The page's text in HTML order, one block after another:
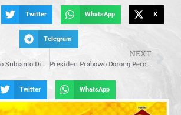
Twitter WhatsApp X
Telegram
Presiden Prabowo Subianto Disambut Hangat dalam Upacara Kenegaraan di Istana Planalto
NEXT
Presiden Prabowo Dorong Percepatan Kerja Sama Konkret RI–Brasil di Bidang Pertanian, Energi, dan Pertahanan
Twitter WhatsApp